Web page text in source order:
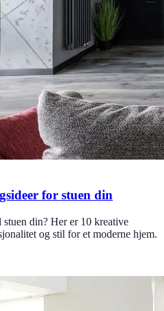
for stuen din
din? Her er 10 kreative
og stil for et moderne hjem.